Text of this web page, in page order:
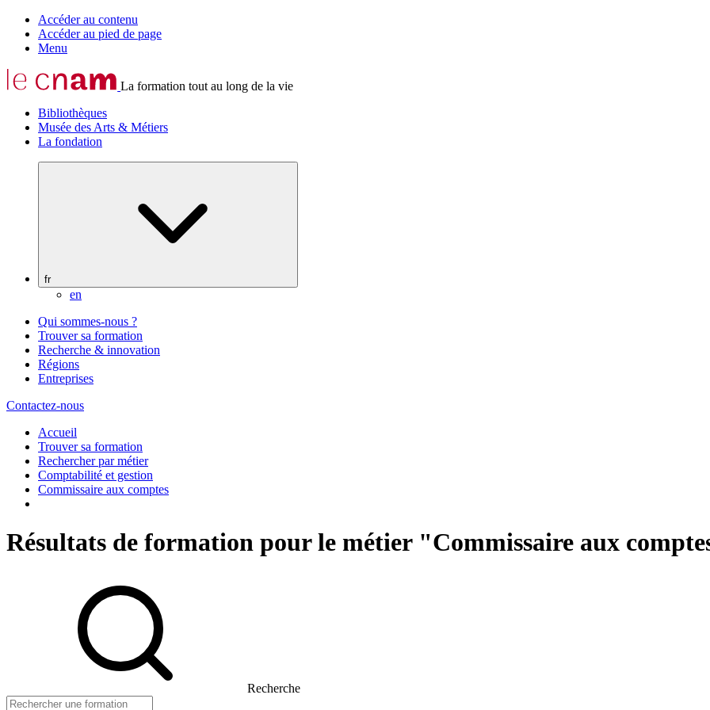
Accéder au contenu
Accéder au pied de page
Menu
La formation tout au long de la vie
Bibliothèques
Musée des Arts & Métiers
La fondation
fr
en
Qui sommes-nous ?
Trouver sa formation
Recherche & innovation
Régions
Entreprises
Contactez-nous
Accueil
Trouver sa formation
Rechercher par métier
Comptabilité et gestion
Commissaire aux comptes
Résultats de formation pour le métier "Commissaire aux
Recherche